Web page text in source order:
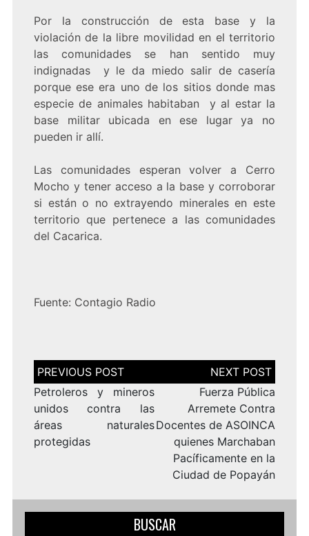
Por la construcción de esta base y la
violación de la libre movilidad en el territorio
las comunidades se han sentido muy
indignadas y le da miedo salir de casería
porque ese era uno de los sitios donde mas
especie de animales habitaban y al estar la
base militar ubicada en ese lugar ya no
pueden ir allí.
Las comunidades esperan volver a Cerro
Mocho y tener acceso a la base y corroborar
si están o no extrayendo minerales en este
territorio que pertenece a las comunidades
del Cacarica.
Fuente: Contagio Radio
Navegación
de
entradas
Petroleros y mineros
unidos contra las
áreas naturales
protegidas
Fuerza Pública
Arremete Contra
Docentes de ASOINCA
quienes Marchaban
Pacíficamente en la
Ciudad de Popayán
BUSCAR